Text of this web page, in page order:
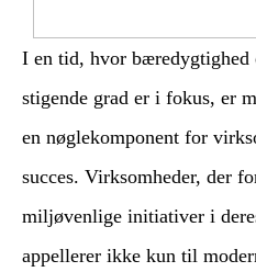
I en tid, hvor
stigende grad er i fokus, er
en nøglekomponent for
succes. Virksomheder, der
miljøvenlige initiativer i
appellerer ikke kun til